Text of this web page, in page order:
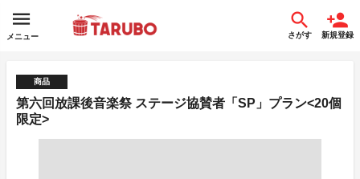
メニュー さがす 新規登録
商品
第六回放課後音楽祭 ステージ協賛者「SP」プラン<20個
限定>